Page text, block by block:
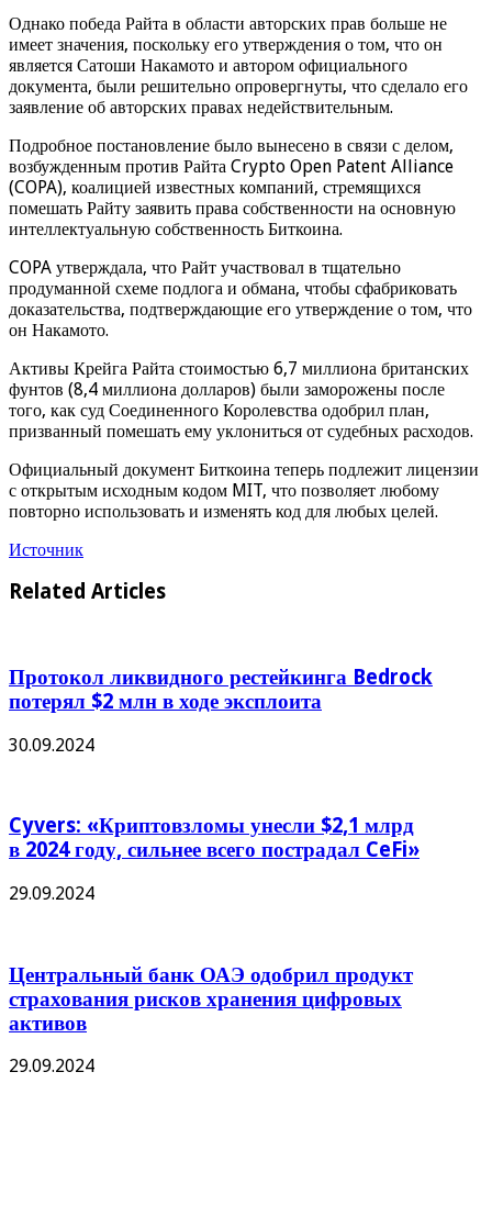
Однако победа Райта в области авторских прав больше не
имеет значения, поскольку его утверждения о том, что он
является Сатоши Накамото и автором официального
документа, были решительно опровергнуты, что сделало его
заявление об авторских правах недействительным.
Подробное постановление было вынесено в связи с делом,
возбужденным против Райта Crypto Open Patent Alliance
(COPA), коалицией известных компаний, стремящихся
помешать Райту заявить права собственности на основную
интеллектуальную собственность Биткоина.
COPA утверждала, что Райт участвовал в тщательно
продуманной схеме подлога и обмана, чтобы сфабриковать
доказательства, подтверждающие его утверждение о том, что
он Накамото.
Активы Крейга Райта стоимостью 6,7 миллиона британских
фунтов (8,4 миллиона долларов) были заморожены после
того, как суд Соединенного Королевства одобрил план,
призванный помешать ему уклониться от судебных расходов.
Официальный документ Биткоина теперь подлежит лицензии
с открытым исходным кодом MIT, что позволяет любому
повторно использовать и изменять код для любых целей.
Источник
Related Articles
Протокол ликвидного рестейкинга Bedrock
потерял $2 млн в ходе эксплоита
30.09.2024
Cyvers: «Криптовзломы унесли $2,1 млрд
в 2024 году, сильнее всего пострадал CeFi»
29.09.2024
Центральный банк ОАЭ одобрил продукт
страхования рисков хранения цифровых
активов
29.09.2024